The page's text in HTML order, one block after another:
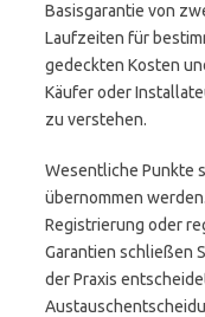
Basisgarantie von
Laufzeiten für
gedeckten Kosten
Käufer oder
zu verstehen.
Wesentliche Punkte
übernommen
Registrierung oder
Garantien schließen
der Praxis